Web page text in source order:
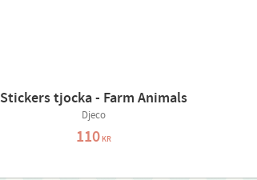
Stickers tjocka - Farm Animals
Djeco
110KR